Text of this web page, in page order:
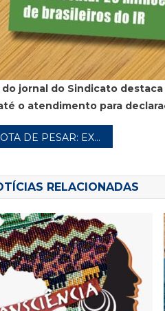
do jornal do Sindicato
o atendimento para
DE PESAR: EX-VEREADOR DE SANTO ANDRÉ, ANTÔNIO LEITE
RELACIONADAS